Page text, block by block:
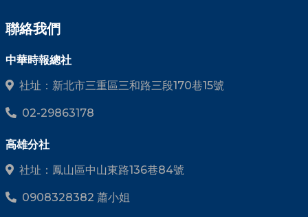
聯絡我們
中華時報總社
社址：新北市三重區三和路三段170巷15號
02-29863178
高雄分社
社址：鳳山區中山東路136巷84號
0908328382 蕭小姐